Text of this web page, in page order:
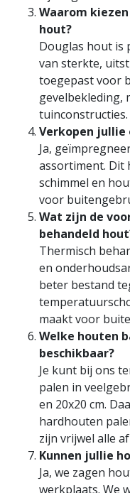
Waarom
hout?
Douglas hout is
van sterkte,
toegepast voor
gevelbekleding,
tuinconstructies.
Verkopen jullie
Ja,
assortiment. Dit
schimmel en
voor
Wat zijn de
behandeld
Thermisch
en
beter bestand
maakt voor
Welke houten
beschikbaar?
Je kunt bij ons
palen in
en 20x20 cm.
hardhouten
zijn vrijwel alle
Kunnen jullie
Ja, we zagen
werkplaats. We